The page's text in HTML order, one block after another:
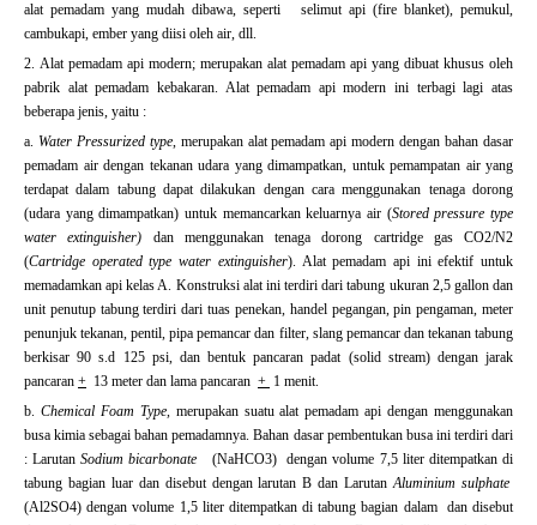
alat pemadam yang mudah dibawa, seperti selimut api (fire blanket), pemukul,
cambukapi, ember yang diisi oleh air, dll.
2. Alat pemadam api modern; merupakan alat pemadam api yang dibuat khusus oleh
pabrik alat pemadam kebakaran. Alat pemadam api modern ini terbagi lagi atas
beberapa jenis, yaitu :
a. Water Pressurized type, merupakan alat pemadam api modern dengan bahan dasar
pemadam air dengan tekanan udara yang dimampatkan, untuk pemampatan air yang
terdapat dalam tabung dapat dilakukan dengan cara menggunakan tenaga dorong
(udara yang dimampatkan) untuk memancarkan keluarnya air (Stored pressure type
water extinguisher) dan menggunakan tenaga dorong cartridge gas CO2/N2
(Cartridge operated type water extinguisher). Alat pemadam api ini efektif untuk
memadamkan api kelas A. Konstruksi alat ini terdiri dari tabung ukuran 2,5 gallon dan
unit penutup tabung terdiri dari tuas penekan, handel pegangan, pin pengaman, meter
penunjuk tekanan, pentil, pipa pemancar dan filter, slang pemancar dan tekanan tabung
berkisar 90 s.d 125 psi, dan bentuk pancaran padat (solid stream) dengan jarak
pancaran + 13 meter dan lama pancaran + 1 menit.
b. Chemical Foam Type, merupakan suatu alat pemadam api dengan menggunakan
busa kimia sebagai bahan pemadamnya. Bahan dasar pembentukan busa ini terdiri dari
: LarutanSodium bicarbonate (NaHCO3) dengan volume 7,5 liter ditempatkan di
tabung bagian luar dan disebut dengan larutan B dan LarutanAluminium sulphate
(Al2SO4) dengan volume 1,5 liter ditempatkan di tabung bagian dalam dan disebut